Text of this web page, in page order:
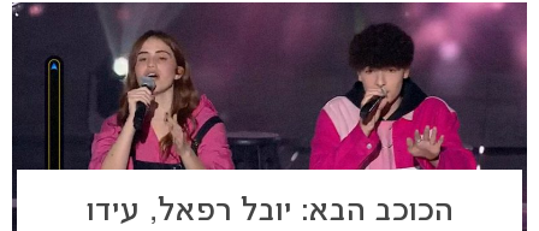
הכוכב הבא: יובל רפאל, עידו